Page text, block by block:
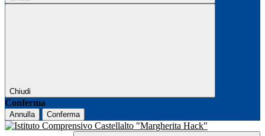
Chiudi
Conferma
Annulla Conferma